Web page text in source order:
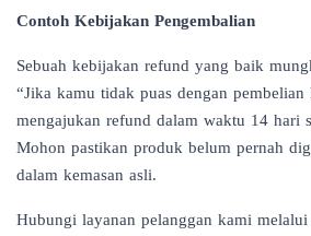
Contoh Kebijakan Pengembalian
Sebuah kebijakan refund yang baik
“Jika kamu tidak puas dengan
mengajukan refund dalam waktu 14 hari
Mohon pastikan produk belum pernah
dalam kemasan asli.
Hubungi layanan pelanggan kami melalui